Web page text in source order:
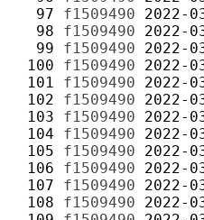
  97
f1509490 2022-
  98
f1509490 2022-
  99
f1509490 2022-
100 f1509490 2022-
101 f1509490 2022-
102 f1509490 2022-
103 f1509490 2022-
104 f1509490 2022-
105 f1509490 2022-
106 f1509490 2022-
107 f1509490 2022-
108 f1509490 2022-